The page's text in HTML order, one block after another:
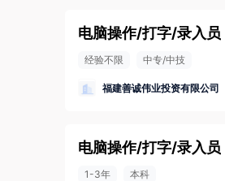
电脑操作/打字/录入员
经验不限 中专/中技
福建善诚伟业投资有限公司
电脑操作/打字/录入员
1-3年 本科